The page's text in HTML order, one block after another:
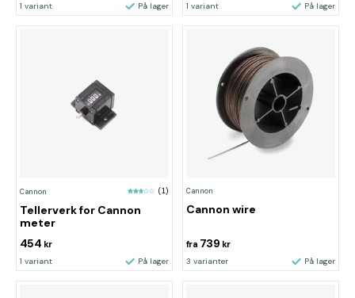
1 variant På lager 1 variant På lager
Cannon (1)
Tellerverk for Cannon
meter
454 kr
1 variant På lager
Cannon
Cannon wire
fra 739 kr
3 varianter På lager